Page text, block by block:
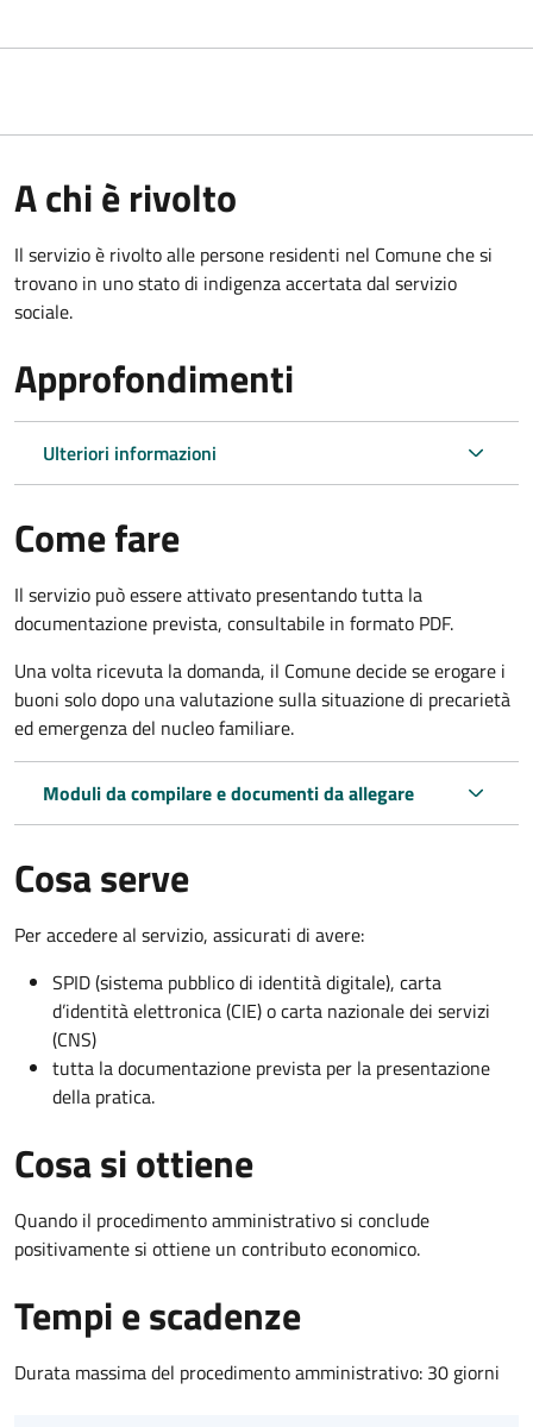
A chi è rivolto
Il servizio è rivolto alle persone residenti nel Comune che si
trovano in uno stato di indigenza accertata dal servizio
sociale.
Approfondimenti
Ulteriori informazioni
Come fare
Il servizio può essere attivato presentando tutta la
documentazione prevista, consultabile in formato PDF.
Una volta ricevuta la domanda, il Comune decide se erogare i
buoni solo dopo una valutazione sulla situazione di precarietà
ed emergenza del nucleo familiare.
Moduli da compilare e documenti da allegare
Cosa serve
Per accedere al servizio, assicurati di avere:
SPID (sistema pubblico di identità digitale), carta
d’identità elettronica (CIE) o carta nazionale dei servizi
(CNS)
tutta la documentazione prevista per la presentazione
della pratica.
Cosa si ottiene
Quando il procedimento amministrativo si conclude
positivamente si ottiene un contributo economico.
Tempi e scadenze
Durata massima del procedimento amministrativo: 30 giorni